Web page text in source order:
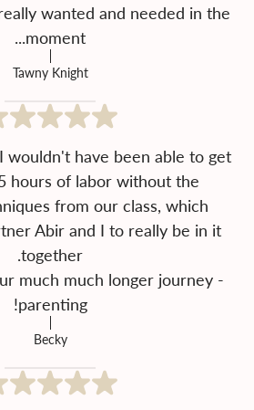
wanted and needed in the
moment...
Tawny Knight
wouldn't have been able to get
hours of labor without the
from our class, which
Abir and I to really be in it
much much longer journey -
parenting!
Becky